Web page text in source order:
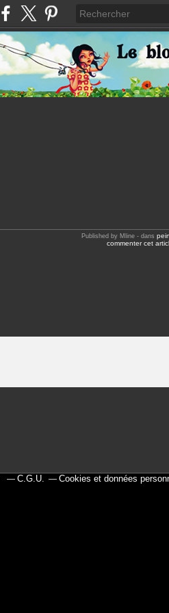
Published by Mline - dans
commenter cet
C.G.U. Cookies et données